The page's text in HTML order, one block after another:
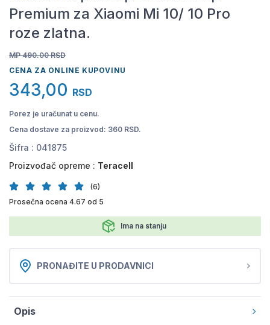
Premium za Xiaomi Mi 10/ 10 Pro
roze zlatna.
MP 490.00 RSD
CENA ZA ONLINE KUPOVINU
343,00 RSD
Porez je uračunat u cenu.
Cena dostave za proizvod: 360 RSD.
Šifra : 041875
Proizvođač opreme : Teracell
(6)
Prosečna ocena 4.67 od 5
Ima na stanju
PRONAĐITE U PRODAVNICI
Opis